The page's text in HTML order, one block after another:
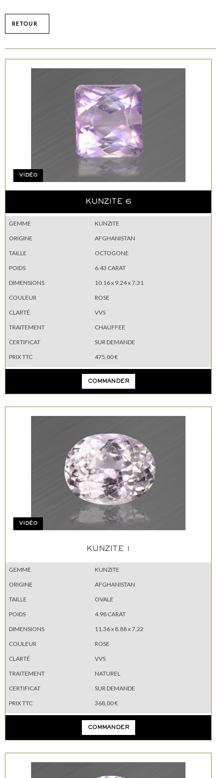
RETOUR
VIDÉO
KUNZITE 6
GEMME
KUNZITE
ORIGINE
AFGHANISTAN
TAILLE
OCTOGONE
POIDS
6.43 CARAT
DIMENSIONS
10.16 x 9.24 x 7.31
COULEUR
ROSE
CLARTÉ
VVS
TRAITEMENT
CHAUFFEE
CERTIFICAT
SUR DEMANDE
PRIX TTC
475,00 €
COMMANDER
VIDÉO
KUNZITE 1
GEMME
KUNZITE
ORIGINE
AFGHANISTAN
TAILLE
OVALE
POIDS
4.98 CARAT
DIMENSIONS
11.36 x 8.88 x 7.22
COULEUR
ROSE
CLARTÉ
VVS
TRAITEMENT
NATUREL
CERTIFICAT
SUR DEMANDE
PRIX TTC
368,00 €
COMMANDER